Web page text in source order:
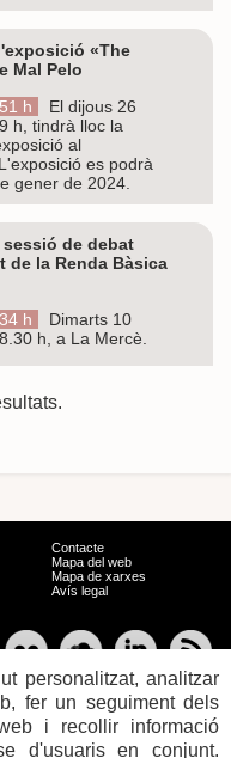
«The
Mal Pelo
h
El dijous 26
h, tindrà lloc la
al
es podrà
gener de 2024.
de debat
de la Renda Bàsica
h
Dimarts 10
h, a La Mercè.
Contacte
Mapa del web
Mapa de xarxes
Avís legal
personalitzat, analitzar
fer un seguiment dels
i recollir informació
d'usuaris en conjunt.